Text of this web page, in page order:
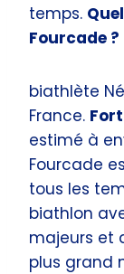
temps.
Fourcade ?
biathlète
France.
estimé à
Fourcade
tous les
biathlon
majeurs et
plus grand